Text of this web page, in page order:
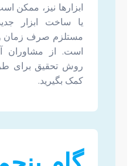
ابزارها نیز، ممکن
یا ساخت ابزار
مستلزم صرف زمان
است. از مشاوران
روش تحقیق برای
کمک بگیرید.